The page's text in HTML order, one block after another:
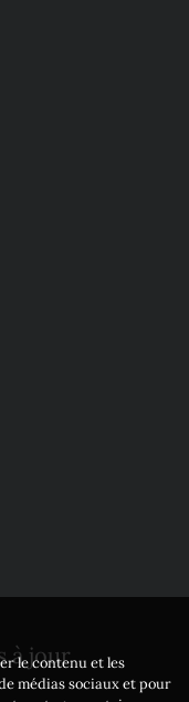
à jour
le contenu et les
médias sociaux et pour